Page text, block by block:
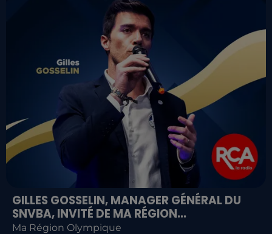
GILLES GOSSELIN, MANAGER GÉNÉRAL DU
SNVBA, INVITÉ DE MA RÉGION...
Ma Région Olympique